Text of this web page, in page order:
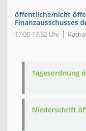
öffentliche/nicht
Finanzausschusses
17:00-17:32 Uhr
Tagesordnung
Niederschrift